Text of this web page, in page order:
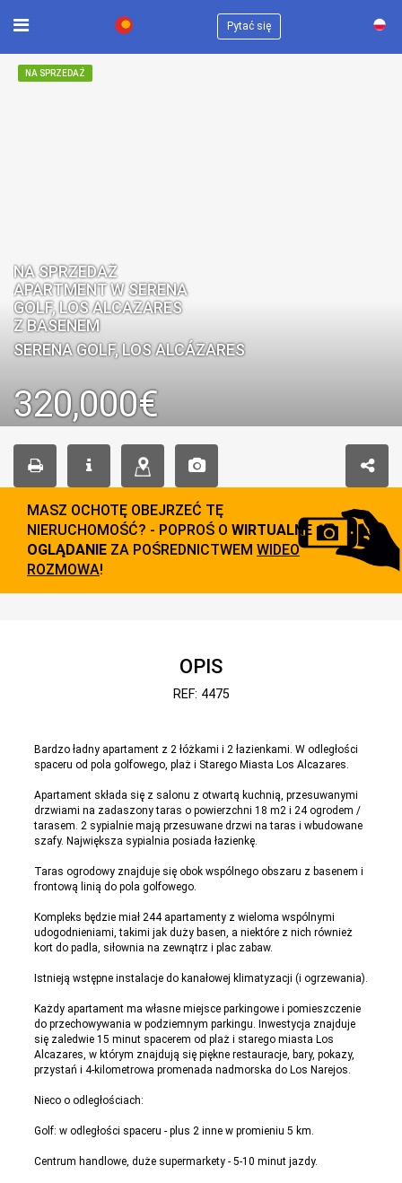
Pytać się
NA SPRZEDAŻ
NA SPRZEDAŻ
APARTMENT W SERENA
GOLF, LOS ALCAZARES
Z BASENEM
SERENA GOLF, LOS ALCÁZARES
320,000€
MASZ OCHOTĘ OBEJRZEĆ TĘ
NIERUCHOMOŚĆ? - POPROŚ O WIRTUALNE
OGLĄDANIE ZA POŚREDNICTWEM WIDEO
ROZMOWA!
OPIS
REF: 4475
Bardzo ładny apartament z 2 łóżkami i 2 łazienkami. W odległości
spaceru od pola golfowego, plaż i Starego Miasta Los Alcazares.
Apartament składa się z salonu z otwartą kuchnią, przesuwanymi
drzwiami na zadaszony taras o powierzchni 18 m2 i 24 ogrodem /
tarasem. 2 sypialnie mają przesuwane drzwi na taras i wbudowane
szafy. Największa sypialnia posiada łazienkę.
Taras ogrodowy znajduje się obok wspólnego obszaru z basenem i
frontową linią do pola golfowego.
Kompleks będzie miał 244 apartamenty z wieloma wspólnymi
udogodnieniami, takimi jak duży basen, a niektóre z nich również
kort do padla, siłownia na zewnątrz i plac zabaw.
Istnieją wstępne instalacje do kanałowej klimatyzacji (i ogrzewania).
Każdy apartament ma własne miejsce parkingowe i pomieszczenie
do przechowywania w podziemnym parkingu. Inwestycja znajduje
się zaledwie 15 minut spacerem od plaż i starego miasta Los
Alcazares, w którym znajdują się piękne restauracje, bary, pokazy,
przystań i 4-kilometrowa promenada nadmorska do Los Narejos.
Nieco o odległościach:
Golf: w odległości spaceru - plus 2 inne w promieniu 5 km.
Centrum handlowe, duże supermarkety - 5-10 minut jazdy.